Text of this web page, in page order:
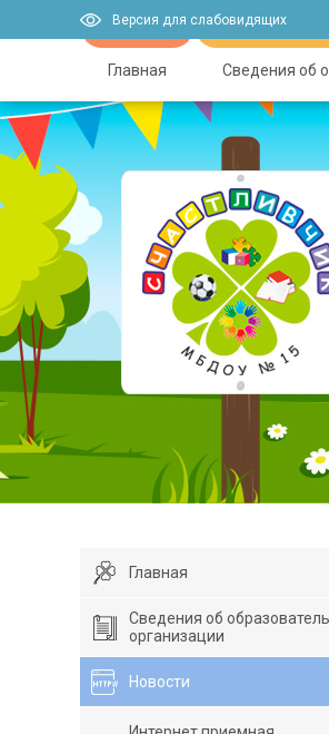
Версия для слабовидящих
Главная Сведения об
Главная
Сведения об
организации
Новости